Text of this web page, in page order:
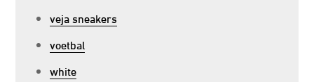
veja sneakers
voetbal
white